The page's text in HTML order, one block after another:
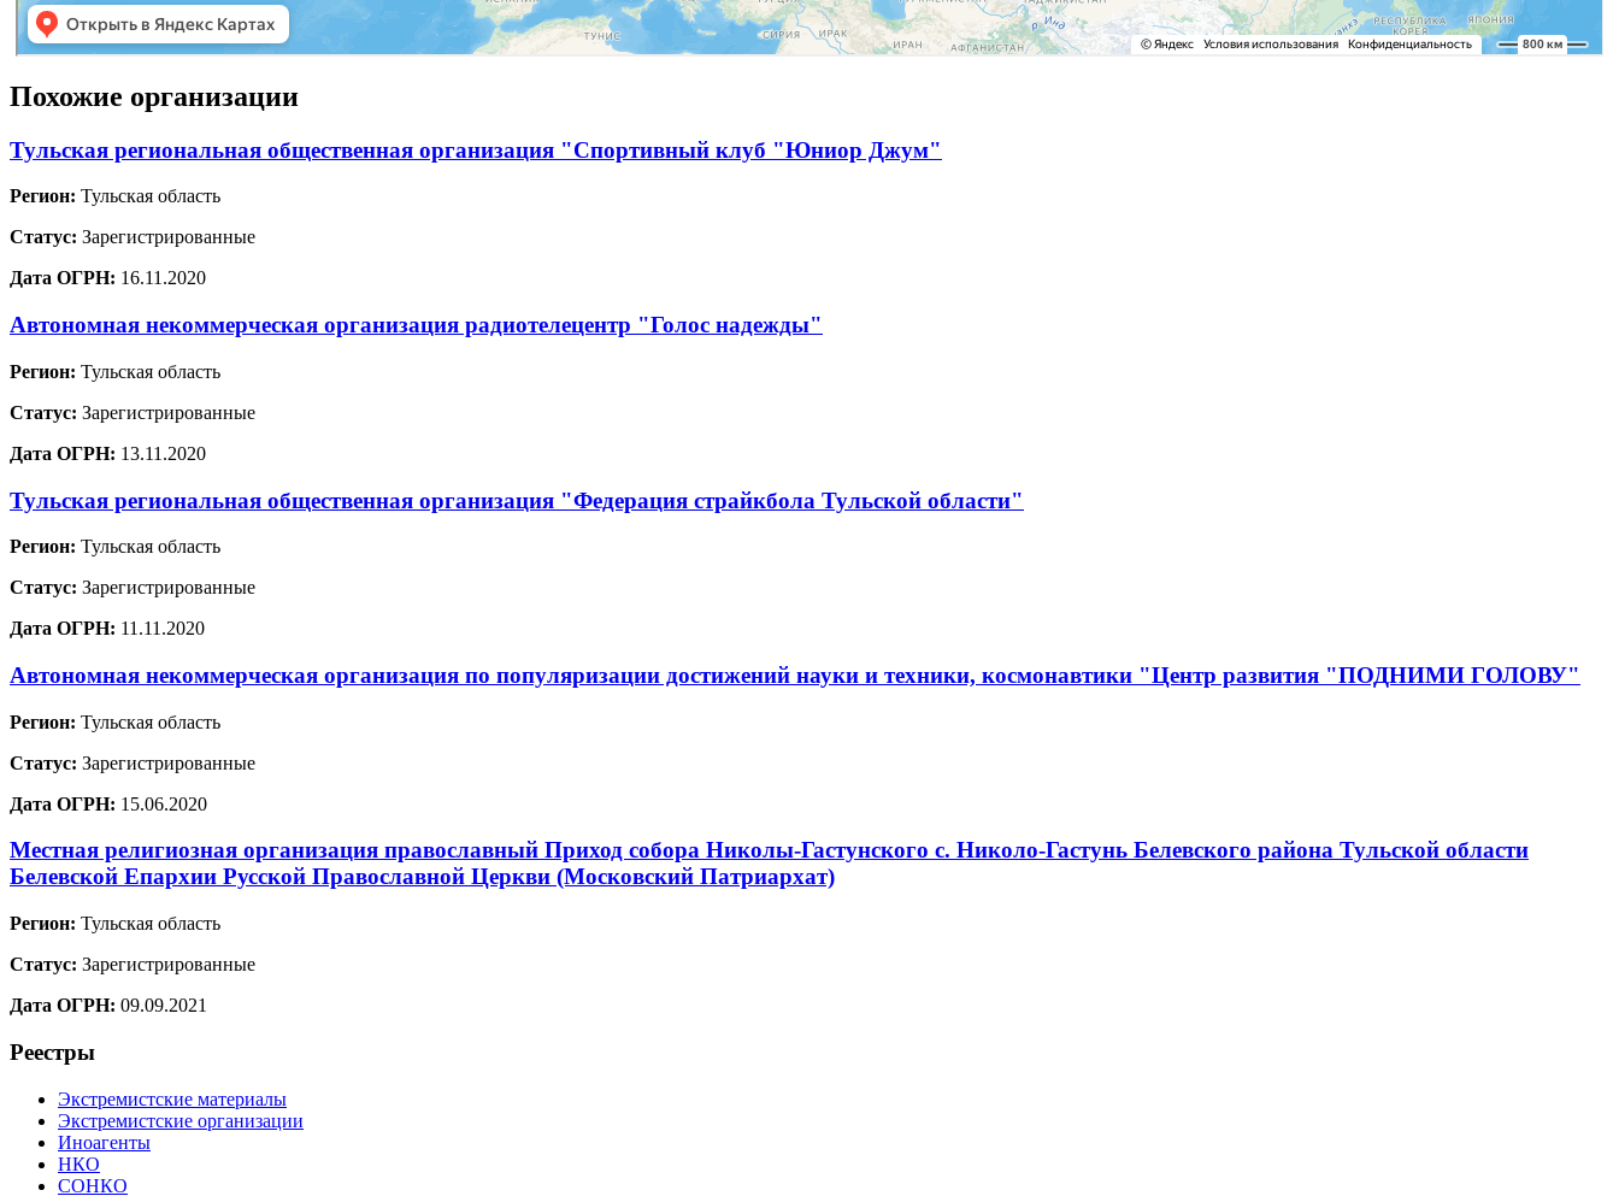
Похожие организации
Тульская региональная общественная организация "Спортивный клуб "Юниор Джум"
Регион: Тульская область
Статус: Зарегистрированные
Дата ОГРН: 16.11.2020
Автономная некоммерческая организация радиотелецентр "Голос надежды"
Регион: Тульская область
Статус: Зарегистрированные
Дата ОГРН: 13.11.2020
Тульская региональная общественная организация "Федерация страйкбола Тульской области"
Регион: Тульская область
Статус: Зарегистрированные
Дата ОГРН: 11.11.2020
Автономная некоммерческая организация по популяризации достижений науки и техники, космонавтики "Центр развития "ПОДНИМИ ГОЛОВУ"
Регион: Тульская область
Статус: Зарегистрированные
Дата ОГРН: 15.06.2020
Местная религиозная организация православный Приход собора Николы-Гастунского с. Николо-Гастунь Белевского района Тульской области
Белевской Епархии Русской Православной Церкви (Московский Патриархат)
Регион: Тульская область
Статус: Зарегистрированные
Дата ОГРН: 09.09.2021
Реестры
Экстремистские материалы
Экстремистские организации
Иноагенты
НКО
СОНКО